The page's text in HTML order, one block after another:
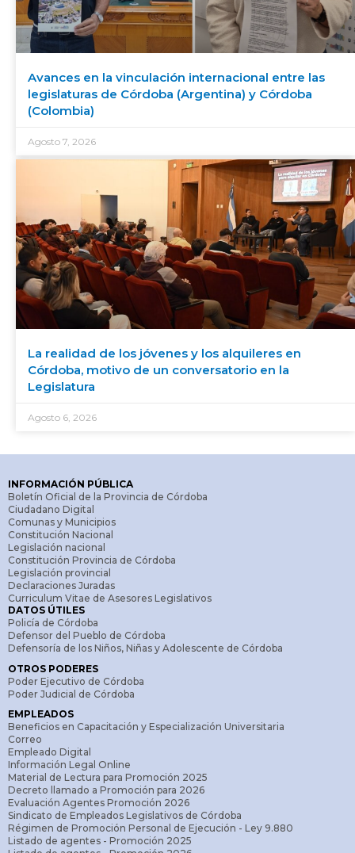
Avances en la vinculación internacional entre las
legislaturas de Córdoba (Argentina) y Córdoba
(Colombia)
Agosto 7, 2026
La realidad de los jóvenes y los alquileres en
Córdoba, motivo de un conversatorio en la
Legislatura
Agosto 6, 2026
INFORMACIÓN PÚBLICA
Boletín Oficial de la Provincia de Córdoba
Ciudadano Digital
Comunas y Municipios
Constitución Nacional
Legislación nacional
Constitución Provincia de Córdoba
Legislación provincial
Declaraciones Juradas
Curriculum Vitae de Asesores Legislativos
DATOS ÚTILES
Policía de Córdoba
Defensor del Pueblo de Córdoba
Defensoría de los Niños, Niñas y Adolescente de Córdoba
OTROS PODERES
Poder Ejecutivo de Córdoba
Poder Judicial de Córdoba
EMPLEADOS
Beneficios en Capacitación y Especialización Universitaria
Correo
Empleado Digital
Información Legal Online
Material de Lectura para Promoción 2025
Decreto llamado a Promoción para 2026
Evaluación Agentes Promoción 2026
Sindicato de Empleados Legislativos de Córdoba
Régimen de Promoción Personal de Ejecución - Ley 9.880
Listado de agentes - Promoción 2025